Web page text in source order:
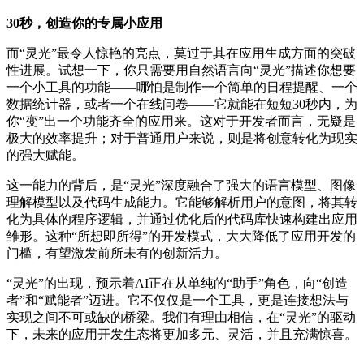
30秒，创造你的专属小应用
而“灵光”最令人惊艳的亮点，莫过于其在应用生成方面的突破
性进展。试想一下，你只需要用自然语言向“灵光”描述你想要
一个小工具的功能——哪怕是制作一个简单的日程提醒、一个
数据统计器，或者一个在线问卷——它就能在短短30秒内，为
你“变”出一个功能齐全的应用来。这对于开发者而言，无疑是
极大的效率提升；对于普通用户来说，则是将创意转化为现实
的强大赋能。
这一能力的背后，是“灵光”深度融合了强大的语言模型、图像
理解模型以及代码生成能力。它能够解析用户的意图，将其转
化为具体的程序逻辑，并通过优化后的代码库快速构建出应用
雏形。这种“所想即所得”的开发模式，大大降低了应用开发的
门槛，有望激发前所未有的创新活力。
“灵光”的出现，预示着AI正在从单纯的“助手”角色，向“创造
者”和“赋能者”迈进。它不仅仅是一个工具，更是连接想法与
实现之间不可或缺的桥梁。我们有理由相信，在“灵光”的驱动
下，未来的应用开发生态将更加多元、灵活，并且充满惊喜。